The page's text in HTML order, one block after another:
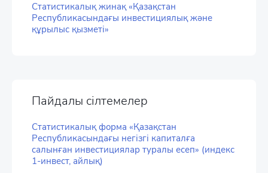
Статистикалық жинақ «Қазақстан
Республикасындағы инвестициялық және
құрылыс қызметі»
Пайдалы сілтемелер
Статистикалық форма «Қазақстан
Республикасындағы негізгі капиталға
салынған инвестициялар туралы есеп» (индекс
1-инвест, айлық)